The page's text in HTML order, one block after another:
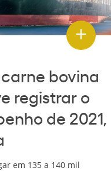
bovina
registrar o
de 2021,
em 135 a 140 mil